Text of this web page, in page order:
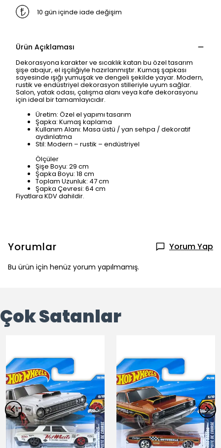
10 gün içinde iade değişim
Ürün Açıklaması
Dekorasyona karakter ve sıcaklık katan bu özel tasarım
şişe abajur, el işçiliğiyle hazırlanmıştır. Kumaş şapkası
sayesinde ışığı yumuşak ve dengeli şekilde yayar. Modern,
rustik ve endüstriyel dekorasyon stilleriyle uyum sağlar.
Salon, yatak odası, çalışma alanı veya kafe dekorasyonu
için ideal bir tamamlayıcıdır.
Üretim: Özel el yapımı tasarım
Şapka: Kumaş kaplama
Kullanım Alanı: Masa üstü / yan sehpa / dekoratif
aydınlatma
Stil: Modern – rustik – endüstriyel
Ölçüler
Şişe Boyu: 29 cm
Şapka Boyu: 18 cm
Toplam Uzunluk: 47 cm
Şapka Çevresi: 64 cm
Fiyatlara KDV dahildir.
Yorumlar Yorum Yap
Bu ürün için henüz yorum yapılmamış.
Çok Satanlar